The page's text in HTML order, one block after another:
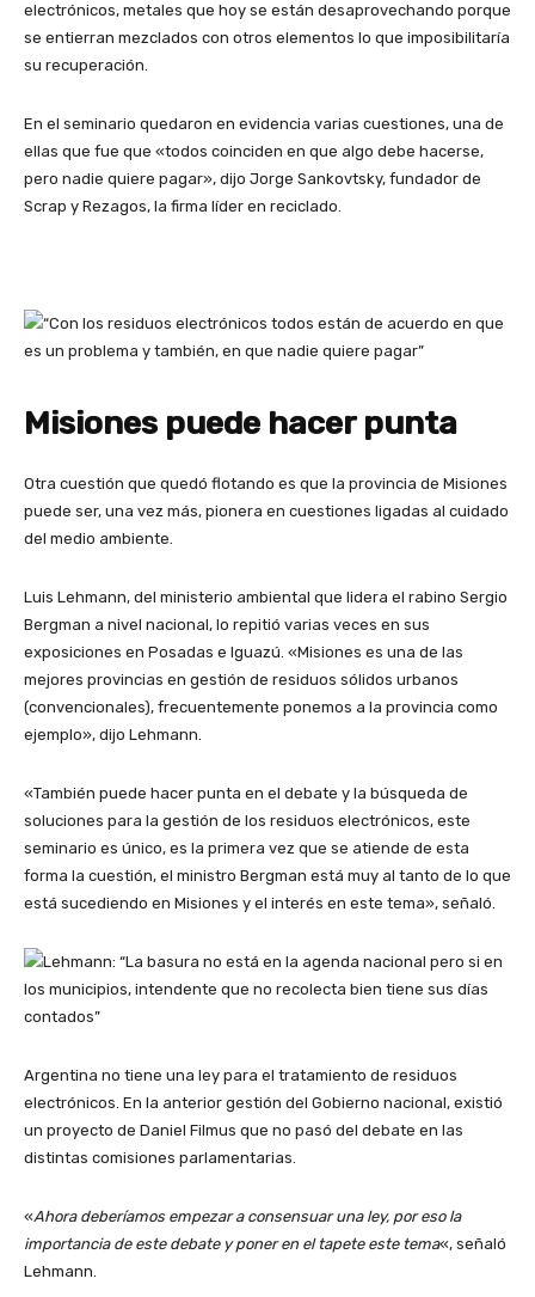
electrónicos, metales que hoy se están desaprovechando porque
se entierran mezclados con otros elementos lo que imposibilitaría
su recuperación.
En el seminario quedaron en evidencia varias cuestiones, una de
ellas que fue que «todos coinciden en que algo debe hacerse,
pero nadie quiere pagar», dijo Jorge Sankovtsky, fundador de
Scrap y Rezagos, la firma líder en reciclado.
Misiones puede hacer punta
Otra cuestión que quedó flotando es que la provincia de Misiones
puede ser, una vez más, pionera en cuestiones ligadas al cuidado
del medio ambiente.
Luis Lehmann, del ministerio ambiental que lidera el rabino Sergio
Bergman a nivel nacional, lo repitió varias veces en sus
exposiciones en Posadas e Iguazú. «Misiones es una de las
mejores provincias en gestión de residuos sólidos urbanos
(convencionales), frecuentemente ponemos a la provincia como
ejemplo», dijo Lehmann.
«También puede hacer punta en el debate y la búsqueda de
soluciones para la gestión de los residuos electrónicos, este
seminario es único, es la primera vez que se atiende de esta
forma la cuestión, el ministro Bergman está muy al tanto de lo que
está sucediendo en Misiones y el interés en este tema», señaló.
Argentina no tiene una ley para el tratamiento de residuos
electrónicos. En la anterior gestión del Gobierno nacional, existió
un proyecto de Daniel Filmus que no pasó del debate en las
distintas comisiones parlamentarias.
«Ahora deberíamos empezar a consensuar una ley, por eso la
importancia de este debate y poner en el tapete este tema«, señaló
Lehmann.